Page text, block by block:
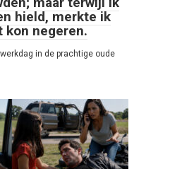
hield, merkte ik
kon negeren.
in de prachtige oude